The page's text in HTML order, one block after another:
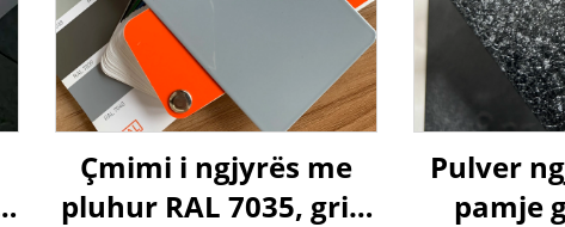
Çmimi i ngjyrës me
pluhur RAL 7035, gri e
Pulver
pamje